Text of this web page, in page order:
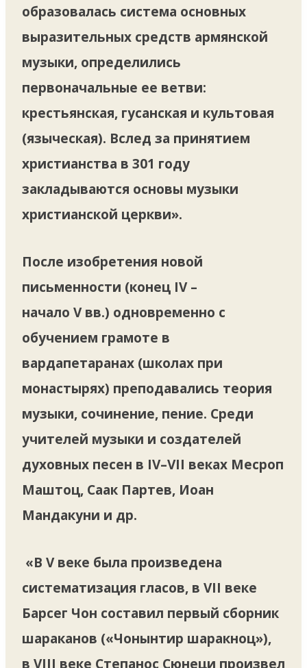
образовалась система основных
выразительных средств армянской
музыки, определились
первоначальные ее ветви:
крестьянская, гусанская и культовая
(языческая). Вслед за принятием
христианства в 301 году
закладываются основы музыки
христианской церкви».
После изобретения новой
письменности (конец IV –
начало V вв.) одновременно с
обучением грамоте в
вардапетаранах (школах при
монастырях) преподавались теория
музыки, сочинение, пение. Среди
учителей музыки и создателей
духовных песен в IV–VII веках Месроп
Маштоц, Саак Партев, Иоан
Мандакуни и др.
«В V веке была произведена
систематизация гласов, в VII веке
Барсег Чон составил первый сборник
шараканов («Чонынтир шаракноц»),
в VIII веке Степанос Сюнеци произвел